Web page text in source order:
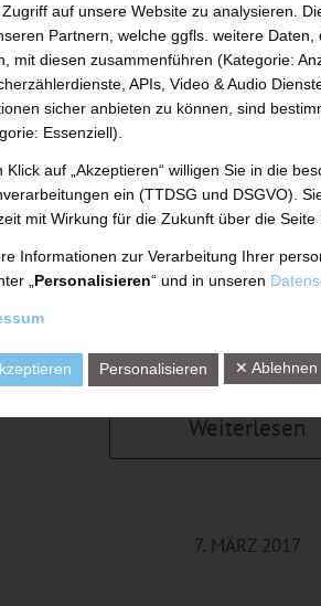
NEWS (DE)
PANZERBETON
MÜNSTERFELD
rollen wieder schwere
Die UTH GmbH
auf dem
eine erneute Erweiterung
Produktionsstandort Fulda.
Weiterlesen
7. MÄRZ 2017
auf unsere Website zu analysieren.
Partnern, welche ggfls. weitere
mit diesen zusammenführen (Kategorie:
APIs, Video & Audio
sicher anbieten zu können, sind
Essenziell).
Klick auf „Akzeptieren“ willigen Sie in die
ein (TTDSG und DSGVO).
mit Wirkung für die Zukunft über die Seite
Informationen zur Verarbeitung Ihrer
„ Personalisieren“ und in unseren
Personalisieren ✕ Ablehnen